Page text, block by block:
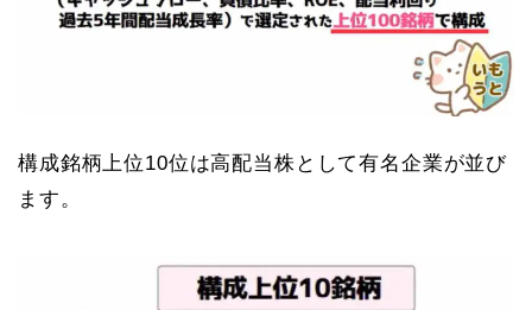
構成銘柄上位10位は高配当株として有名企業が並び
ます。